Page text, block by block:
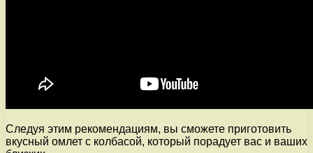
Следуя этим рекомендациям, вы сможете приготовить
вкусный омлет с колбасой, который порадует вас и ваших